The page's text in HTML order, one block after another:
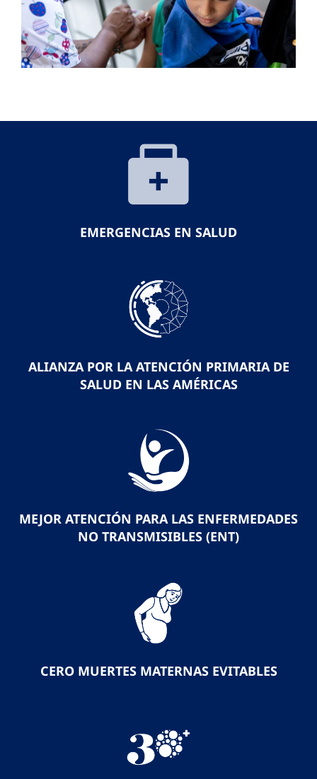
EMERGENCIAS EN SALUD
ALIANZA POR LA ATENCIÓN PRIMARIA DE
SALUD EN LAS AMÉRICAS
MEJOR ATENCIÓN PARA LAS ENFERMEDADES
NO TRANSMISIBLES (ENT)
CERO MUERTES MATERNAS EVITABLES